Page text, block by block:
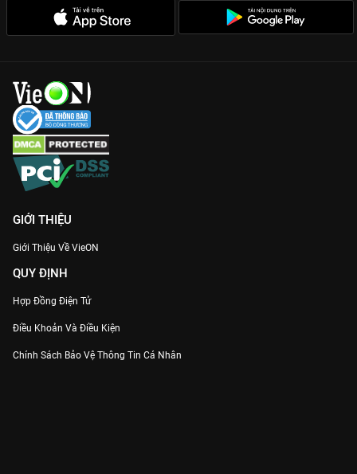
GIỚI THIỆU
Giới Thiệu Về VieON
QUY ĐỊNH
Hợp Đồng Điện Tử
Điều Khoản Và Điều Kiện
Chính Sách Bảo Vệ Thông Tin Cá Nhân